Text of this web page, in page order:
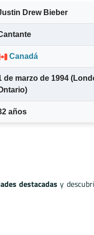
Drew Bieber
Canadá
de marzo de 1994
años
destacadas y